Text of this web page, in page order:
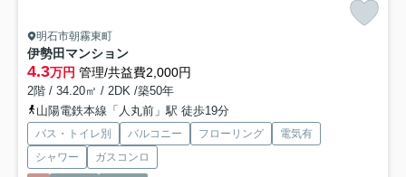
明石市朝霧東町
伊勢田マンション
4.3万円 管理/共益費2,000円
2階 / 34.20㎡ / 2DK /築50年
山陽電鉄本線「人丸前」駅 徒歩19分
バス・トイレ別 バルコニー フローリング
電気有
シャワー
ガスコンロ